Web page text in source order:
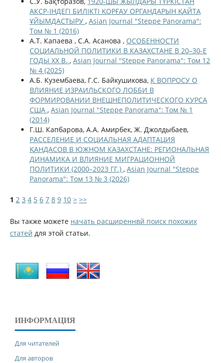
АКСР-ІНДЕГІ БИЛІКТІ ҚОРҒАУ ОРГАНДАРЫН ҚАЙТА
ҰЙЫМДАСТЫРУ , Asian Journal "Steppe Panorama":
Том № 1 (2016)
А.Т. Капаева , С.А. Асанова , ОСОБЕННОСТИ
СОЦИАЛЬНОЙ ПОЛИТИКИ В КАЗАХСТАНЕ В 20–30-Е
ГОДЫ ХХ В. , Asian Journal "Steppe Panorama": Том 12
№ 4 (2025)
А.Б. Кузембаева, Г.С. Байкушикова, К ВОПРОСУ О
ВЛИЯНИЕ ИЗРАИЛЬСКОГО ЛОББИ В
ФОРМИРОВАНИИ ВНЕШНЕПОЛИТИЧЕСКОГО КУРСА
США , Asian Journal "Steppe Panorama": Том № 1
(2014)
Г.Ш. Капбарова, А.А. Амирбек, Ж. Джолдыбаев,
РАССЕЛЕНИЕ И СОЦИАЛЬНАЯ АДАПТАЦИЯ
ҚАНДАСОВ В ЮЖНОМ КАЗАХСТАНЕ: РЕГИОНАЛЬНАЯ
ДИНАМИКА И ВЛИЯНИЕ МИГРАЦИОННОЙ
ПОЛИТИКИ (2000–2023 ГГ.) , Asian Journal "Steppe
Panorama": Том 13 № 3 (2026)
1 2 3 4 5 6 7 8 9 10 > >>
Вы также можете начать расширеннвй поиск похожих
статей для этой статьи.
ИНФОРМАЦИЯ
Для читателей
Для авторов